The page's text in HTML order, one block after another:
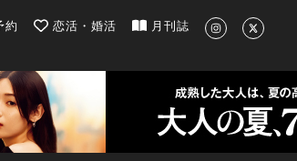
| 最新のグルメ、洗練されたライフスタイル情報
約 恋活・婚活 月刊誌